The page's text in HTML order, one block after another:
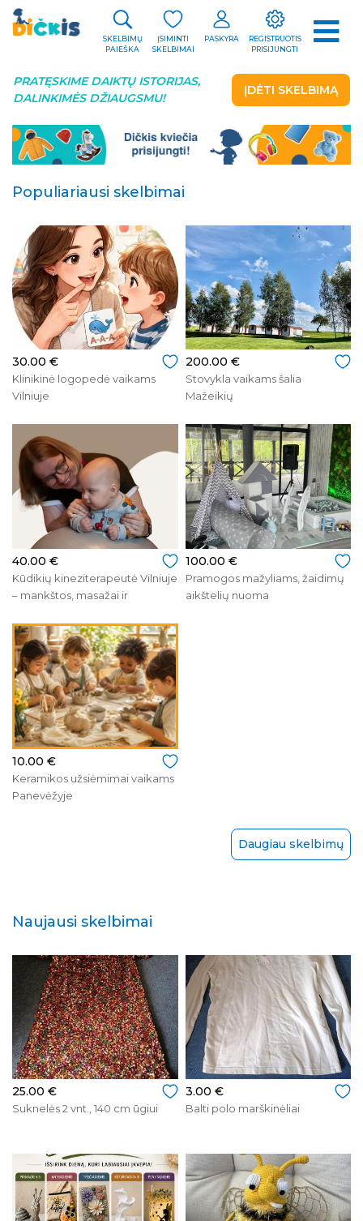
SKELBIMŲ
PAIEŠKA
ĮSIMINTI
SKELBIMAI
PASKYRA
REGISTRUOTIS
PRISIJUNGTI
PRATĘSKIME DAIKTŲ ISTORIJAS,
DALINKIMĖS DŽIAUGSMU!
ĮDĖTI SKELBIMĄ
Populiariausi skelbimai
30.00 €
Klinikinė logopedė vaikams
Vilniuje
200.00 €
Stovykla vaikams šalia
Mažeikių
40.00 €
Kūdikių kineziterapeutė Vilniuje
– mankštos, masažai ir
100.00 €
Pramogos mažyliams, žaidimų
aikštelių nuoma
10.00 €
Keramikos užsiėmimai vaikams
Panevėžyje
Daugiau skelbimų
Naujausi skelbimai
25.00 €
Suknelės 2 vnt., 140 cm ūgiui
3.00 €
Balti polo marškinėliai